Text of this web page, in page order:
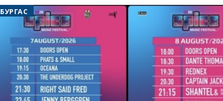
БУРГАС